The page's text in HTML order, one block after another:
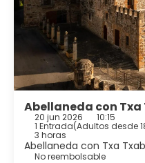
Abellaneda con
20 jun 2026 10:15
1 Entrada(Adultos desde
3 horas
Abellaneda con Txa
No reembolsable